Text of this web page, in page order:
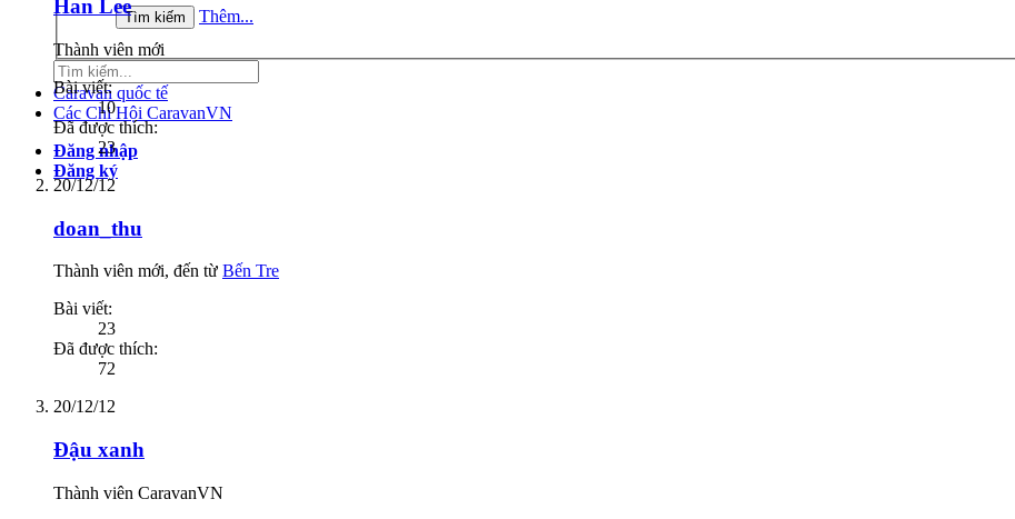
Thêm...
Caravan quốc tế
Các Chi Hội CaravanVN
Đăng nhập
Đăng ký
Han Lee
Thành viên mới
Bài viết:
10
Đã được thích:
23
20/12/12
doan_thu
Thành viên mới, đến từ Bến Tre
Bài viết:
23
Đã được thích:
72
20/12/12
Đậu xanh
Thành viên CaravanVN